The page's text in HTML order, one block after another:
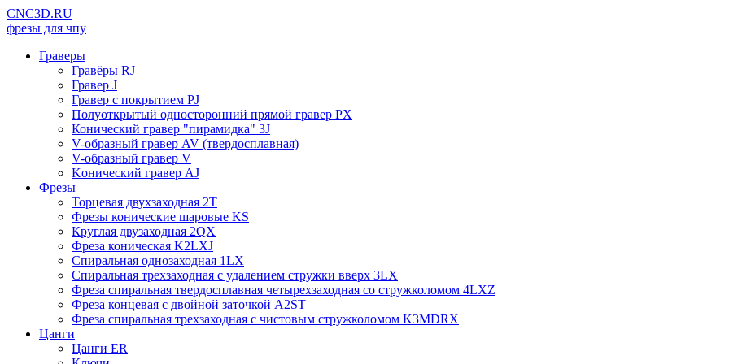
CNC3D.RU
фрезы для чпу
Граверы
Гравёры RJ
Гравер J
Гравер с покрытием PJ
Полуоткрытый односторонний прямой гравер PX
Конический гравер "пирамидка" 3J
V-образный гравер AV (твердосплавная)
V-образный гравер V
Kонический гравер AJ
Фрезы
Торцевая двухзаходная 2T
Фрезы конические шаровые KS
Круглая двузаходная 2QX
Фреза коническая K2LXJ
Спиральная однозаходная 1LX
Спиральная трехзаходная с удалением стружки вверх 3LX
Фреза спиральная твердосплавная четырехзаходная со стружколомом 4LXZ
Фреза концевая с двойной заточкой A2ST
Фреза спиральная трехзаходная с чистовым стружколомом K3MDRX
Цанги
Цанги ER